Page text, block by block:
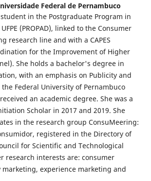
Federal de Pernambuco
in the Postgraduate Program in
(PROPAD), linked to the Consumer
research line and with a CAPES
for the Improvement of Higher
She holds a bachelor's degree in
with an emphasis on Publicity and
Federal University of Pernambuco
received an academic degree. She was a
Scholar in 2017 and 2019. She
in the research group ConsuMeering:
registered in the Directory of
for Scientific and Technological
research interests are: consumer
marketing, experience marketing and